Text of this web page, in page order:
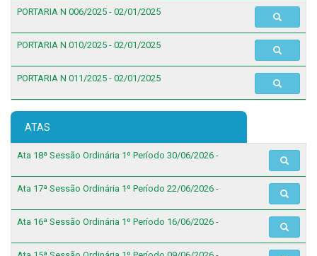
PORTARIA N 006/2025 - 02/01/2025
PORTARIA N 010/2025 - 02/01/2025
PORTARIA N 011/2025 - 02/01/2025
ATAS
Ata 18ª Sessão Ordinária 1º Período 30/06/2026 -
Ata 17ª Sessão Ordinária 1º Período 22/06/2026 -
Ata 16ª Sessão Ordinária 1º Período 16/06/2026 -